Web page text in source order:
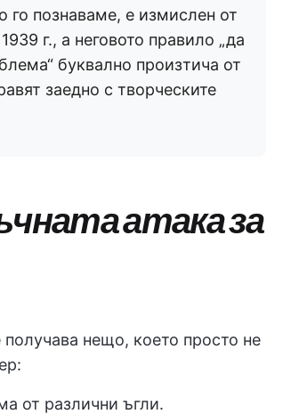
го познаваме, е измислен от
г., а неговото правило „да
буквално произтича от
заедно с творческите
атака за
получава нещо, което просто не
от различни ъгли.